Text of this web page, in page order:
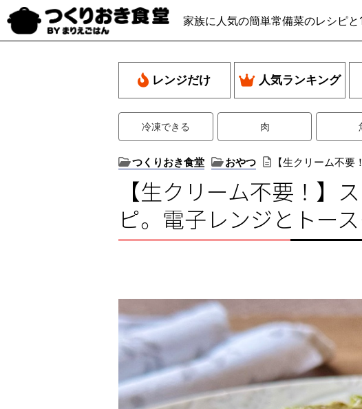
家族に人気の簡単常備菜のレシピ
レンジだけ 人気ランキング
冷凍できる 肉
つくりおき食堂 おやつ 【生クリーム不
【生クリーム不要！】
ピ。電子レンジとトー